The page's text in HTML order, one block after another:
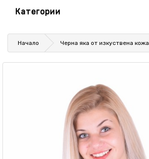
Категории
Начало Черна яка от изкуствена кожа